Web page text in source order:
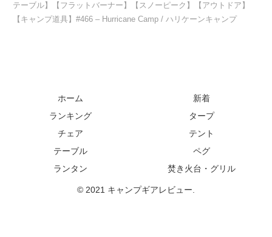
テーブル】【フラットバーナー】【スノーピーク】【アウトドア】
【キャンプ道具】#466 – Hurricane Camp / ハリケーンキャンプ
ホーム
新着
ランキング
タープ
チェア
テント
テーブル
ペグ
ランタン
焚き火台・グリル
© 2021 キャンプギアレビュー.